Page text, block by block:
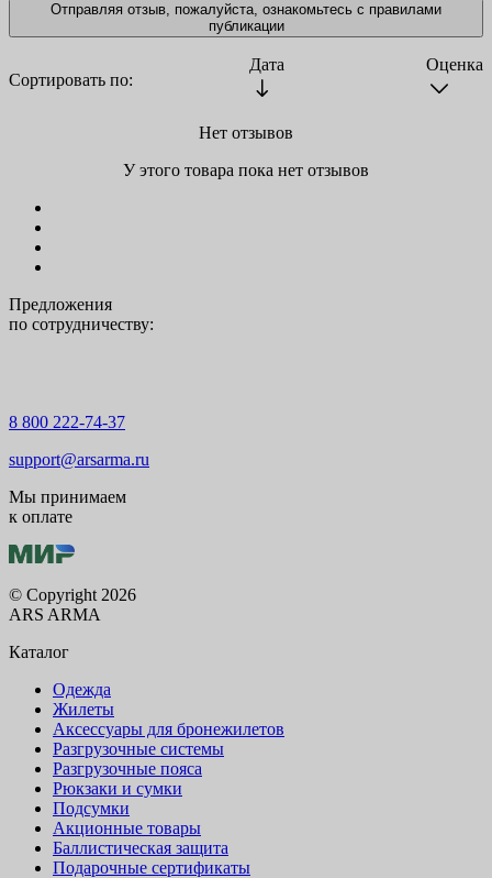
Отправляя отзыв, пожалуйста, ознакомьтесь с правилами
публикации
Сортировать по:
Дата Оценка
Нет отзывов
У этого товара пока нет отзывов
Предложения
по сотрудничеству:
8 800 222-74-37
support@arsarma.ru
Мы принимаем
к оплате
© Copyright 2026
ARS ARMA
Каталог
Одежда
Жилеты
Аксессуары для бронежилетов
Разгрузочные системы
Разгрузочные пояса
Рюкзаки и сумки
Подсумки
Акционные товары
Баллистическая защита
Подарочные сертификаты